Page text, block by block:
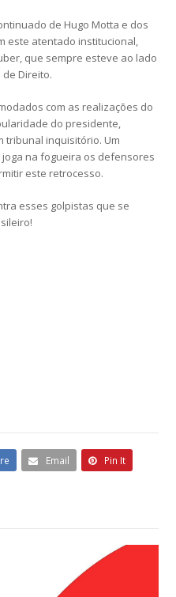
de Hugo Motta e dos
este atentado institucional,
que sempre esteve ao lado
Direito.
com as realizações do
do presidente,
tribunal inquisitório. Um
na fogueira os defensores
este retrocesso.
esses golpistas que se
Email Pin It